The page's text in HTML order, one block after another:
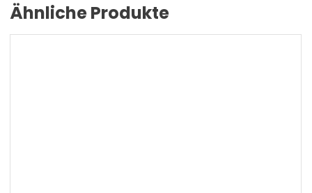
Ähnliche Produkte